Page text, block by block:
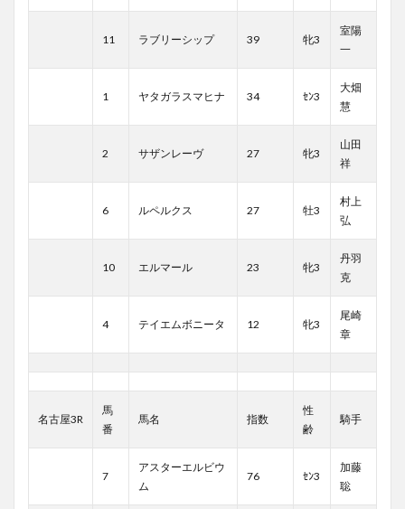
11 ラブリーシップ 39 牝3
室陽
一
1 ヤタガラスマヒナ 34 ｾﾝ3
大畑
慧
2 サザンレーヴ 27 牝3
山田
祥
6 ルペルクス 27 牡3
村上
弘
10 エルマール 23 牝3
丹羽
克
4 テイエムボニータ 12 牝3
尾崎
章
名古屋3R
馬
番
馬名 指数
性
齢
騎手
7
アスターエルビウ
ム
76 ｾﾝ3
加藤
聡